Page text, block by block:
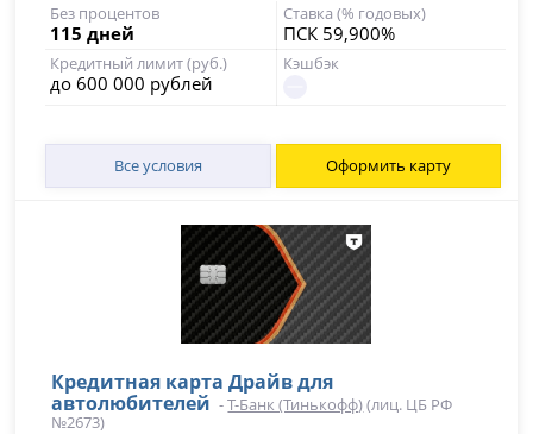
Без процентов
115 дней
Ставка (% годовых)
ПСК 59,900%
Кредитный лимит (руб.)
до 600 000 рублей
Кэшбэк
Все условия Оформить карту
Кредитная карта Драйв для
автолюбителей -Т-Банк (Тинькофф)(лиц. ЦБ РФ
№2673)